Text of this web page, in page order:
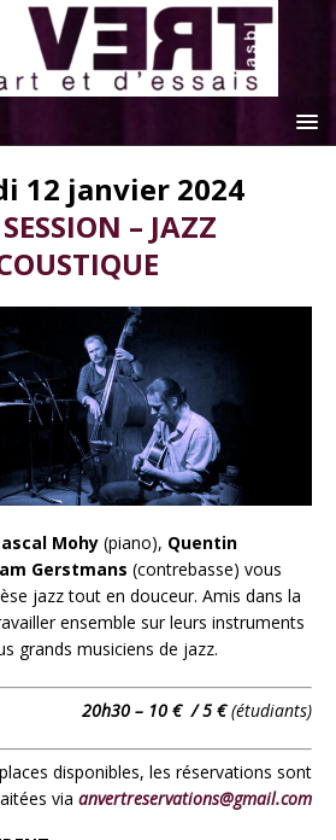
12 janvier 2024
– JAZZ
Mohy (piano), Quentin
Gerstmans (contrebasse) vous
jazz tout en douceur. Amis dans la
ensemble sur leurs instruments
grands musiciens de jazz.
20h30 – 10 € / 5 €(étudiants)
disponibles, les réservations sont
via anvertreservations@gmail.com